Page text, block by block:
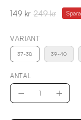
149 kr 249 kr Spara
VARIANT
37-38 39-40
ANTAL
Antal
Minska
Öka